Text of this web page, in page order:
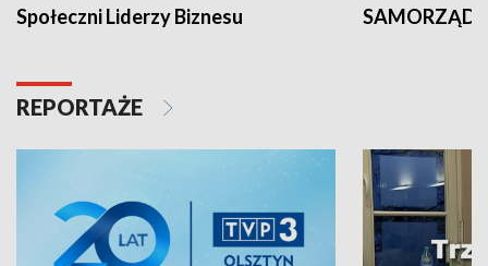
Społeczni Liderzy Biznesu SAMORZĄD
REPORTAŻE